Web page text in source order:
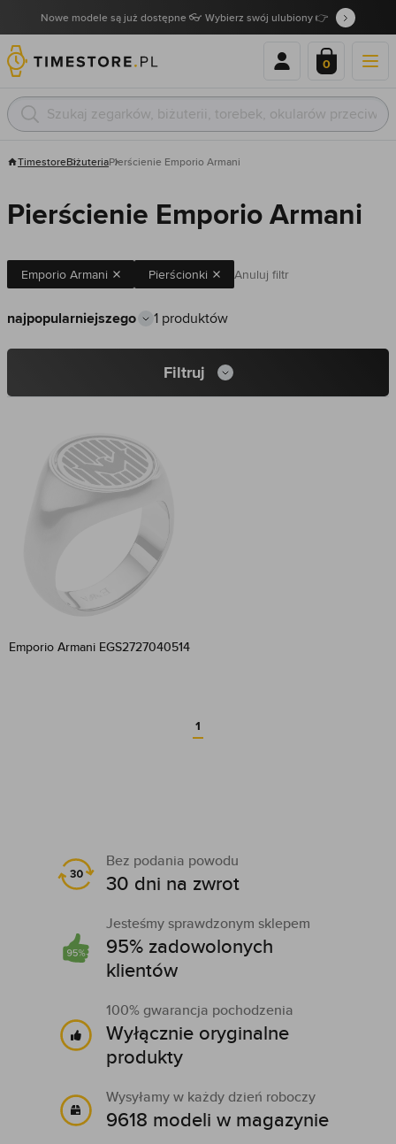
Nowe modele są już dostępne 👓 Wybierz swój ulubiony 👉
0
TimestoreBiżuteriaPierścienie Emporio Armani
Pierścienie Emporio Armani
Emporio Armani Pierścionki Anuluj filtr
1 produktów
Filtruj
Emporio Armani EGS2727040514
1
Bez podania powodu
30 dni na zwrot
Jesteśmy sprawdzonym sklepem
95% zadowolonych
klientów
100% gwarancja pochodzenia
Wyłącznie oryginalne
produkty
Wysyłamy w każdy dzień roboczy
9618 modeli w magazynie